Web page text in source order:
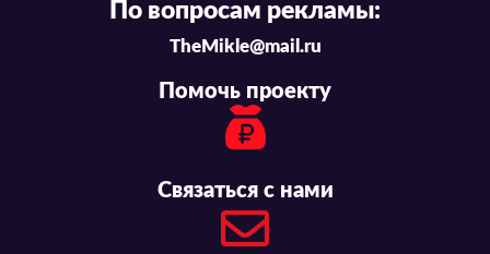
По вопросам рекламы:
TheMikle@mail.ru
Помочь проекту
Связаться с нами